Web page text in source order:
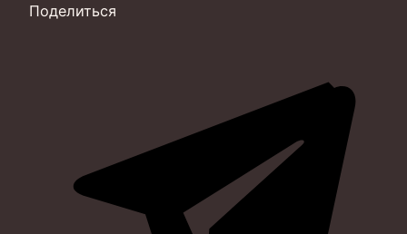
Поделиться